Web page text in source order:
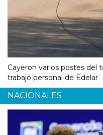
Cayeron varios postes del
trabajó personal de Edelar
NACIONALES